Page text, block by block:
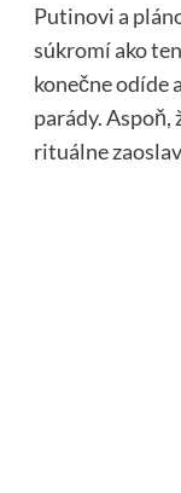
Putinovi a
súkromí ako
konečne odíde
parády. Aspoň,
rituálne